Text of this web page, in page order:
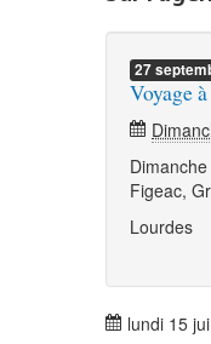
27
Voyage
Figeac,
Lourdes
lundi 15